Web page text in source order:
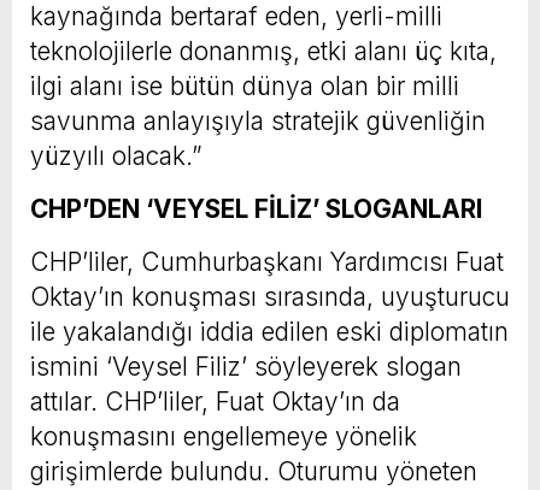
kaynağında bertaraf eden, yerli-milli
teknolojilerle donanmış, etki alanı üç kıta,
ilgi alanı ise bütün dünya olan bir milli
savunma anlayışıyla stratejik güvenliğin
yüzyılı olacak.”
CHP’DEN ‘VEYSEL FİLİZ’ SLOGANLARI
CHP’liler, Cumhurbaşkanı Yardımcısı Fuat
Oktay’ın konuşması sırasında, uyuşturucu
ile yakalandığı iddia edilen eski diplomatın
ismini ‘Veysel Filiz’ söyleyerek slogan
attılar. CHP’liler, Fuat Oktay’ın da
konuşmasını engellemeye yönelik
girişimlerde bulundu. Oturumu yöneten